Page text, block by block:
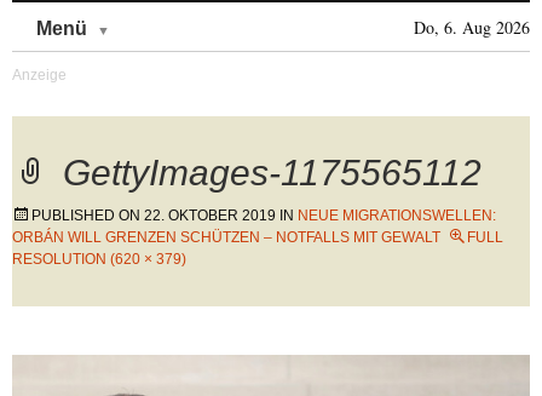
Menü Do, 6. Aug 2026
GettyImages-1175565112
PUBLISHED ON 22. OKTOBER 2019 IN NEUE MIGRATIONSWELLEN:
ORBÁN WILL GRENZEN SCHÜTZEN – NOTFALLS MIT GEWALT
FULL
RESOLUTION (620 × 379)